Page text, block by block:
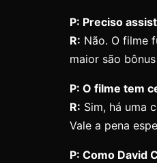
P: Preciso
R: Não. O filme
maior são
P: O filme tem
R: Sim, há uma
Vale a pena
P: Como David